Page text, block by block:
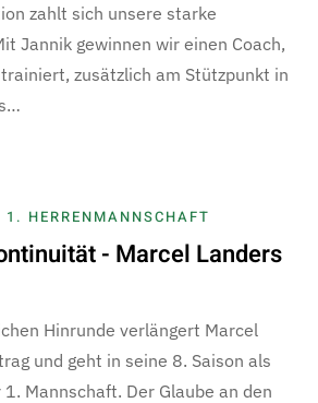
zahlt sich unsere starke
Jannik gewinnen wir einen Coach,
zusätzlich am Stützpunkt in
HERRENMANNSCHAFT
- Marcel Landers
Hinrunde verlängert Marcel
und geht in seine 8. Saison als
Mannschaft. Der Glaube an den